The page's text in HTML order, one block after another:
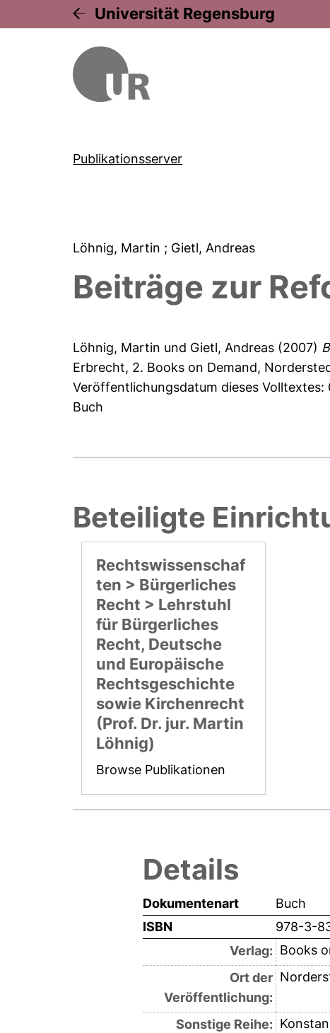
Universität Regensburg
Publikationsserver
Löhnig, Martin ; Gietl, Andreas
Beiträge zur
Löhnig, Martin und Gietl, Andreas (2007)
Erbrecht, 2. Books on Demand,
Veröffentlichungsdatum dieses Volltextes:
Buch
Beteiligte
Rechtswissenschaf
ten > Bürgerliches
Recht > Lehrstuhl
für Bürgerliches
Recht, Deutsche
und Europäische
Rechtsgeschichte
sowie Kirchenrecht
(Prof. Dr. jur. Martin
Löhnig)
Browse Publikationen
Details
Dokumentenart
Buch
ISBN
978-3-
Verlag: Books
Ort der
Veröffentlichung:
Sonstige Reihe: